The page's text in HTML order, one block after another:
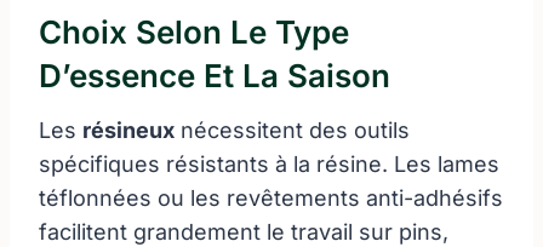
Choix Selon Le Type
D’essence Et La Saison
Les résineux nécessitent des outils
spécifiques résistants à la résine. Les lames
téflonnées ou les revêtements anti-adhésifs
facilitent grandement le travail sur pins,